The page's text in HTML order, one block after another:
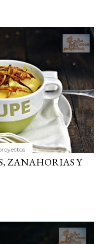
ZANAHORIAS Y